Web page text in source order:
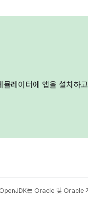
레이터에 앱을 설치하
는 Oracle 및 Oracle